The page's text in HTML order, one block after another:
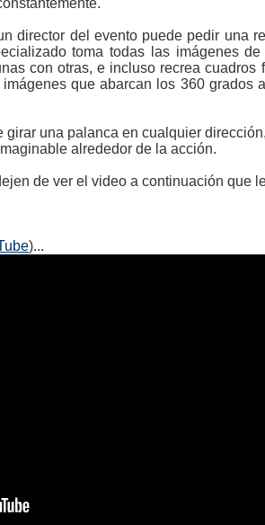
director del evento puede pedir una
toma todas las imágenes
con otras, e incluso recrea
que abarcan los 360
girar una palanca en cualquier
alrededor de la acción.
de ver el video a continuación que
)...